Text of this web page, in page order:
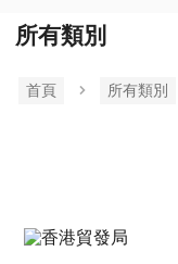
所有類別
首頁 所有類別